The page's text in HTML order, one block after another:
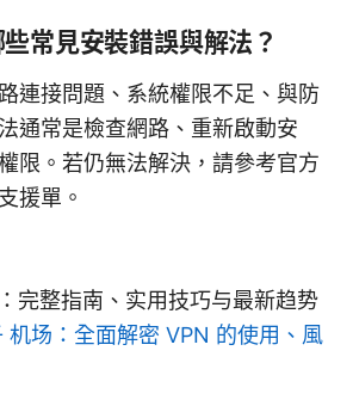
常見安裝錯誤與解法？
連接問題、系統權限不足、與防
通常是檢查網路、重新啟動安
限。若仍無法解決，請參考官方
援單。
完整指南、实用技巧与最新趋势
机场：全面解密 VPN 的使用、風